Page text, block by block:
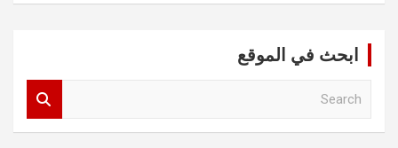
ابحث في الموقع